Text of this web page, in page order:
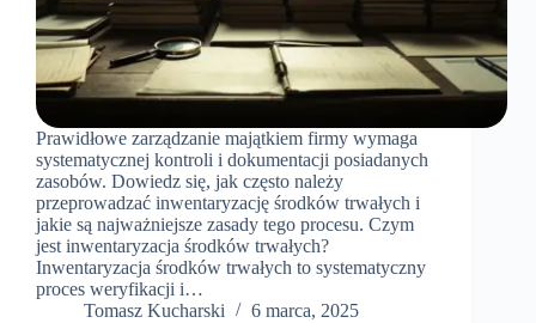
Prawidłowe zarządzanie majątkiem firmy wymaga
systematycznej kontroli i dokumentacji posiadanych
zasobów. Dowiedz się, jak często należy
przeprowadzać inwentaryzację środków trwałych i
jakie są najważniejsze zasady tego procesu. Czym
jest inwentaryzacja środków trwałych?
Inwentaryzacja środków trwałych to systematyczny
proces weryfikacji i…
Tomasz Kucharski
6 marca, 2025